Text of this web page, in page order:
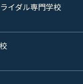
イダル専門学校